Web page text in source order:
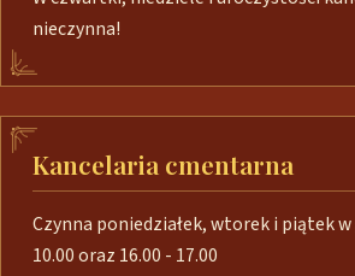
nieczynna!
Kancelaria cmentarna
Czynna poniedziałek, wtorek i piątek w
10.00 oraz 16.00 - 17.00